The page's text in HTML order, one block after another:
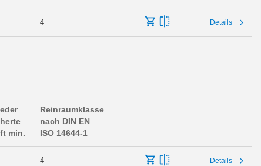
4 Details
min.
Reinraumklasse
nach DIN EN
ISO 14644-1
4 Details